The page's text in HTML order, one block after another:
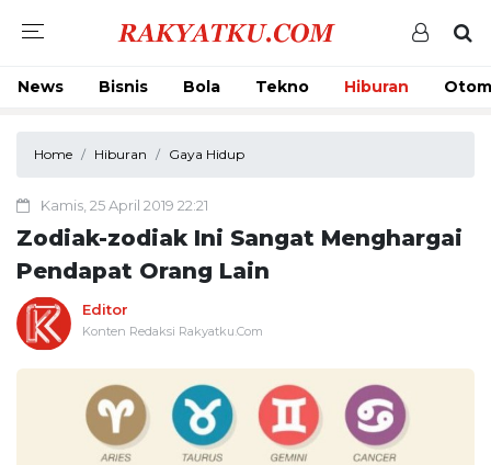
News Bisnis Bola Tekno Hiburan
Home Hiburan Gaya Hidup
Kamis, 25 April 2019 22:21
Zodiak-zodiak Ini Sangat Menghargai
Pendapat Orang Lain
Editor
Konten Redaksi Rakyatku.Com